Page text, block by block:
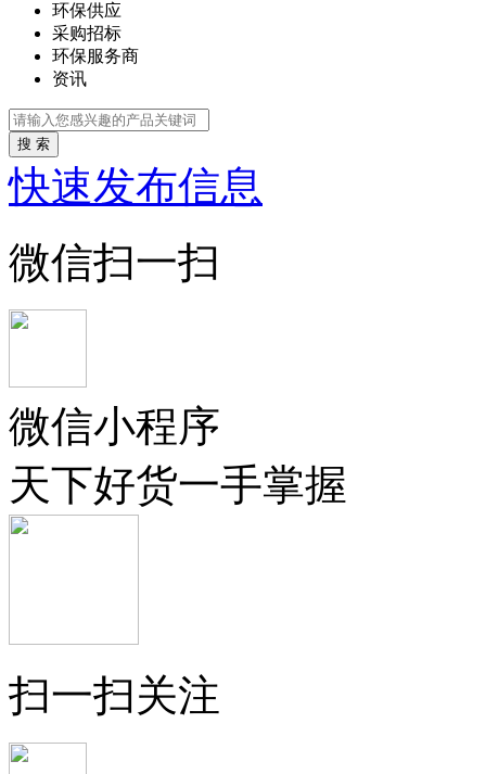
环保供应
采购招标
环保服务商
资讯
搜 索
快速发布信息
微信扫一扫
微信小程序
天下好货一手掌握
扫一扫关注